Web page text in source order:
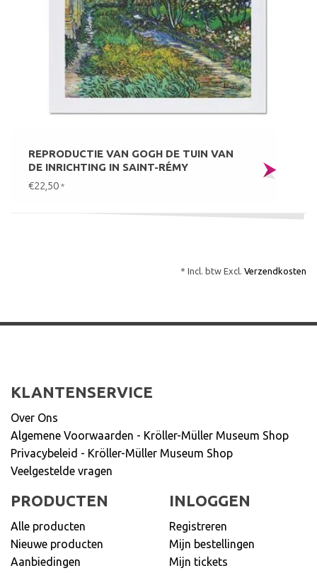
REPRODUCTIE VAN GOGH DE TUIN VAN
DE INRICHTING IN SAINT-RÉMY
€22,50 *
* Incl. btw Excl. Verzendkosten
KLANTENSERVICE
Over Ons
Algemene Voorwaarden - Kröller-Müller Museum Shop
Privacybeleid - Kröller-Müller Museum Shop
Veelgestelde vragen
PRODUCTEN
Alle producten
Nieuwe producten
Aanbiedingen
INLOGGEN
Registreren
Mijn bestellingen
Mijn tickets